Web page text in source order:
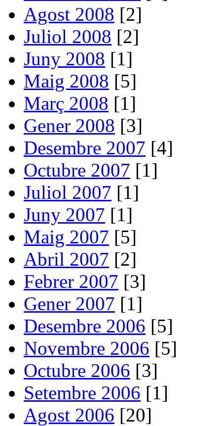
Agost 2008 [2]
Juliol 2008 [2]
Juny 2008 [1]
Maig 2008 [5]
Març 2008 [1]
Gener 2008 [3]
Desembre 2007 [4]
Octubre 2007 [1]
Juliol 2007 [1]
Juny 2007 [1]
Maig 2007 [5]
Abril 2007 [2]
Febrer 2007 [3]
Gener 2007 [1]
Desembre 2006 [5]
Novembre 2006 [5]
Octubre 2006 [3]
Setembre 2006 [1]
Agost 2006 [20]